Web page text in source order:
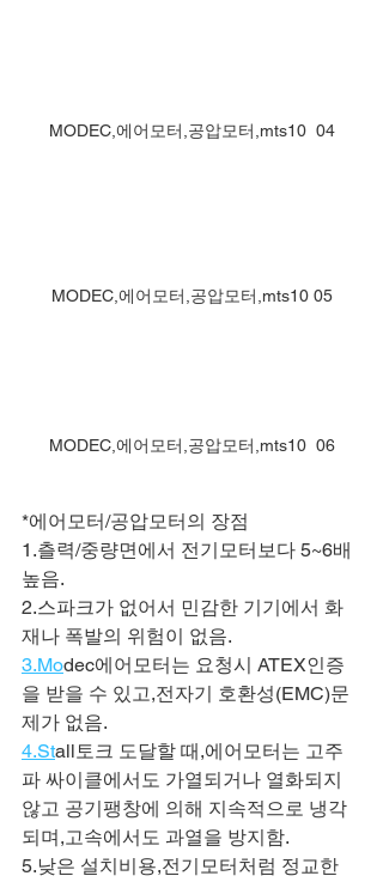
MODEC,에어모터,공압모터,mts10  04
MODEC,에어모터,공압모터,mts10 05
MODEC,에어모터,공압모터,mts10  06
*에어모터/공압모터의 장점
1.츨력/중량면에서 전기모터보다 5~6배
높음.
2.스파크가 없어서 민감한 기기에서 화
재나 폭발의 위험이 없음.
3.Modec에어모터는 요청시 ATEX인증
을 받을 수 있고,전자기 호환성(EMC)문
제가 없음.
4.Stall토크 도달할 때,에어모터는 고주
파 싸이클에서도 가열되거나 열화되지
않고 공기팽창에 의해 지속적으로 냉각
되며,고속에서도 과열을 방지함.
5.낮은 설치비용,전기모터처럼 정교한